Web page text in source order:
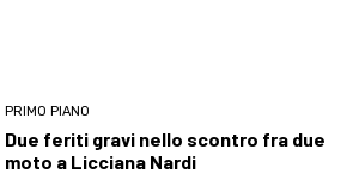
PRIMO PIANO
Due feriti gravi nello scontro fra due
moto a Licciana Nardi